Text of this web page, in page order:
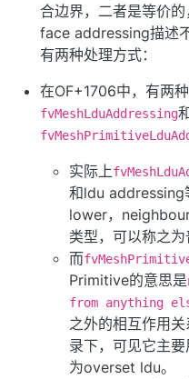
合边界，二者是等价
face addressing描述
有两种处理方式：
在OF+1706中，有两
fvMeshLduAddressing
实际上
和ldu addressing
lower，
类型，可以称之为
而
Primitive的意思是
from anything
之外的相互作用
录下，可见它主
为overset ldu。